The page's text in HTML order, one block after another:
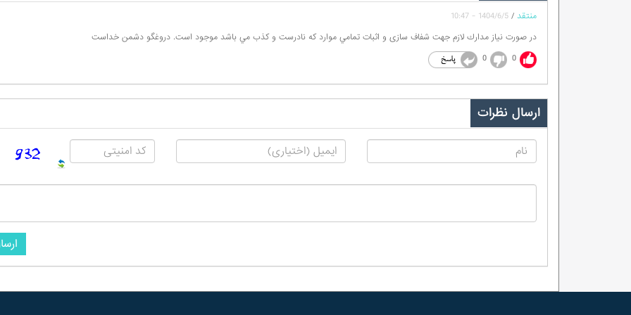
منتقد /
1404/6/5 - 10:47
در صورت نياز مدارك لازم جهت شفاف سازى و اثبات تمامي موارد كه نادرست و كذب مي باشد موجود است. دروغگو دشمن خداست
0
0
ارسال نظرات